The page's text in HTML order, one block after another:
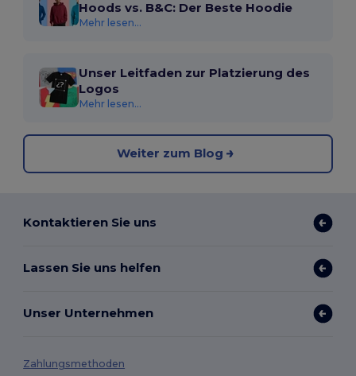
Hoods vs. B&C: Der Beste Hoodie
Mehr lesen...
Unser Leitfaden zur Platzierung des
Logos
Mehr lesen...
Weiter zum Blog
Kontaktieren Sie uns
Lassen Sie uns helfen
Unser Unternehmen
Zahlungsmethoden